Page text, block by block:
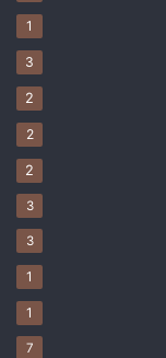
1
3
2
2
2
3
3
1
1
7